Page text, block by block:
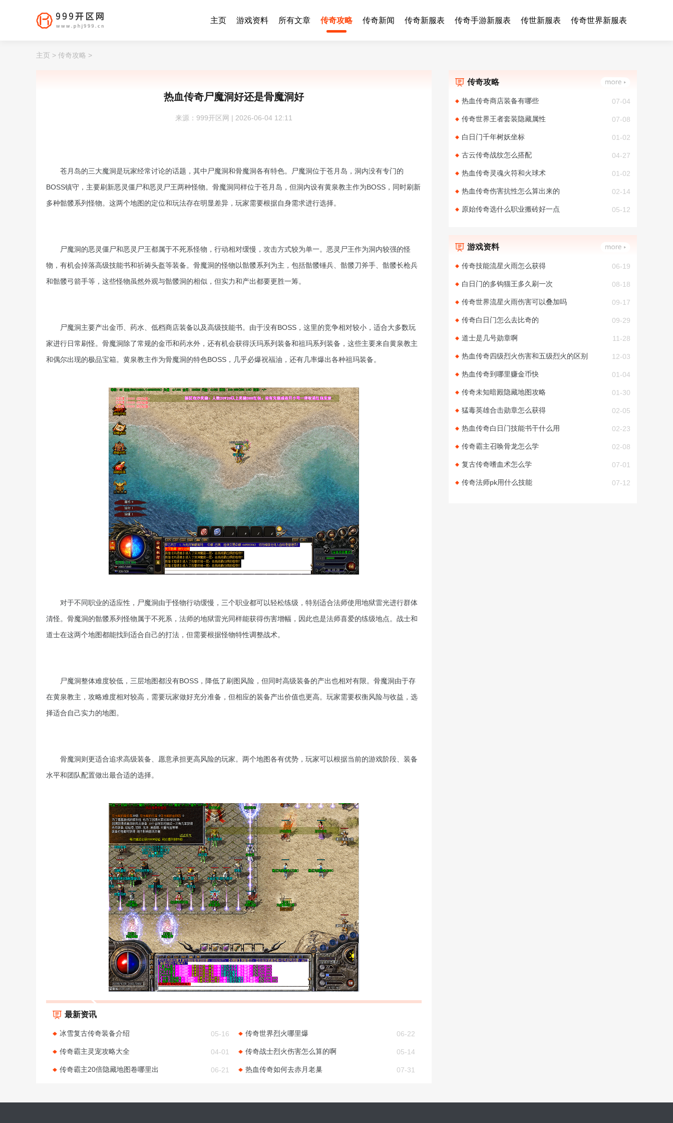
主页 游戏资料 所有文章 传奇攻略 传奇新闻 传奇新服表 传奇手游新服表 传世新服表 传奇世界新服表
主页 > 传奇攻略 >
热血传奇尸魔洞好还是骨魔洞好
来源：999开区网 | 2026-06-04 12:11
苍月岛的三大魔洞是玩家经常讨论的话题，其中尸魔洞和骨魔洞各有特色。尸魔洞位于苍月岛，洞内没有专门的
BOSS镇守，主要刷新恶灵僵尸和恶灵尸王两种怪物。骨魔洞同样位于苍月岛，但洞内设有黄泉教主作为BOSS，同时刷新
多种骷髅系列怪物。这两个地图的定位和玩法存在明显差异，玩家需要根据自身需求进行选择。
尸魔洞的恶灵僵尸和恶灵尸王都属于不死系怪物，行动相对缓慢，攻击方式较为单一。恶灵尸王作为洞内较强的怪
物，有机会掉落高级技能书和祈祷头盔等装备。骨魔洞的怪物以骷髅系列为主，包括骷髅锤兵、骷髅刀斧手、骷髅长枪兵
和骷髅弓箭手等，这些怪物虽然外观与骷髅洞的相似，但实力和产出都要更胜一筹。
尸魔洞主要产出金币、药水、低档商店装备以及高级技能书。由于没有BOSS，这里的竞争相对较小，适合大多数玩
家进行日常刷怪。骨魔洞除了常规的金币和药水外，还有机会获得沃玛系列装备和祖玛系列装备，这些主要来自黄泉教主
和偶尔出现的极品宝箱。黄泉教主作为骨魔洞的特色BOSS，几乎必爆祝福油，还有几率爆出各种祖玛装备。
对于不同职业的适应性，尸魔洞由于怪物行动缓慢，三个职业都可以轻松练级，特别适合法师使用地狱雷光进行群体
清怪。骨魔洞的骷髅系列怪物属于不死系，法师的地狱雷光同样能获得伤害增幅，因此也是法师喜爱的练级地点。战士和
道士在这两个地图都能找到适合自己的打法，但需要根据怪物特性调整战术。
尸魔洞整体难度较低，三层地图都没有BOSS，降低了刷图风险，但同时高级装备的产出也相对有限。骨魔洞由于存
在黄泉教主，攻略难度相对较高，需要玩家做好充分准备，但相应的装备产出价值也更高。玩家需要权衡风险与收益，选
择适合自己实力的地图。
骨魔洞则更适合追求高级装备、愿意承担更高风险的玩家。两个地图各有优势，玩家可以根据当前的游戏阶段、装备
水平和团队配置做出最合适的选择。
最新资讯
冰雪复古传奇装备介绍 05-16 传奇世界烈火哪里爆 06-22
传奇霸主灵宠攻略大全 04-01 传奇战士烈火伤害怎么算的啊 05-14
传奇霸主20倍隐藏地图卷哪里出 06-21 热血传奇如何去赤月老巢 07-31
传奇攻略
热血传奇商店装备有哪些 07-04
传奇世界王者套装隐藏属性 07-08
白日门千年树妖坐标 01-02
古云传奇战纹怎么搭配 04-27
热血传奇灵魂火符和火球术 01-02
热血传奇伤害抗性怎么算出来的 02-14
原始传奇选什么职业搬砖好一点 05-12
游戏资料
传奇技能流星火雨怎么获得 06-19
白日门的多钩猫王多久刷一次 08-18
传奇世界流星火雨伤害可以叠加吗 09-17
传奇白日门怎么去比奇的 09-29
道士是几号勋章啊 11-28
热血传奇四级烈火伤害和五级烈火的区别 12-03
热血传奇到哪里赚金币快 01-04
传奇未知暗殿隐藏地图攻略 01-30
猛毒英雄合击勋章怎么获得 02-05
热血传奇白日门技能书干什么用 02-23
传奇霸主召唤骨龙怎么学 02-08
复古传奇嗜血术怎么学 07-01
传奇法师pk用什么技能 07-12